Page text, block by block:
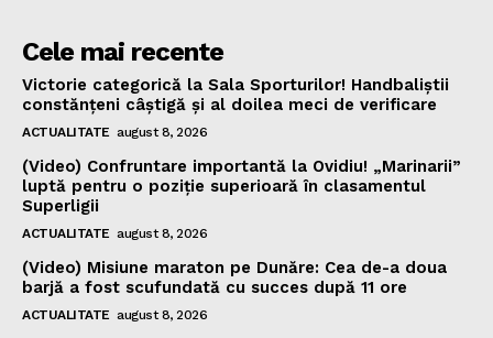
Cele mai recente
Victorie categorică la Sala Sporturilor! Handbaliștii
constănțeni câștigă și al doilea meci de verificare
ACTUALITATE august 8, 2026
(Video) Confruntare importantă la Ovidiu! „Marinarii”
luptă pentru o poziție superioară în clasamentul
Superligii
ACTUALITATE august 8, 2026
(Video) Misiune maraton pe Dunăre: Cea de-a doua
barjă a fost scufundată cu succes după 11 ore
ACTUALITATE august 8, 2026